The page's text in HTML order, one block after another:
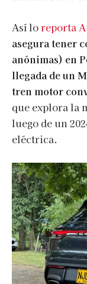
Así loreporta
asegura tener
anónimas) en
llegada de un
tren motor
que explora la
luego de un
eléctrica.